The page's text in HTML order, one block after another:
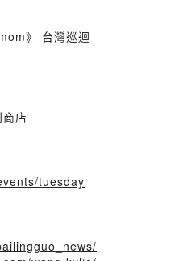
》 台灣巡迴
店
tuesday